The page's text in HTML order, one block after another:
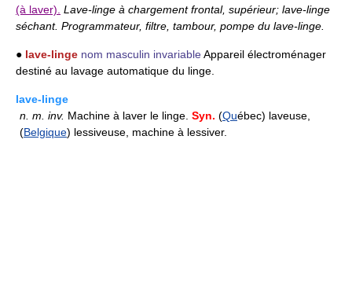
(à laver). Lave-linge à chargement frontal, supérieur; lave-linge
séchant. Programmateur, filtre, tambour, pompe du lave-linge.
● lave-linge nom masculin invariableAppareil électroménager
destiné au lavage automatique du linge.
lave-linge
n. m. inv. Machine à laver le linge. Syn. (Québec) laveuse,
(Belgique) lessiveuse, machine à lessiver.